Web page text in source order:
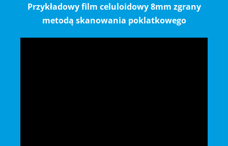
Przykładowy film celuloidowy 8mm zgrany
metodą skanowania poklatkowego